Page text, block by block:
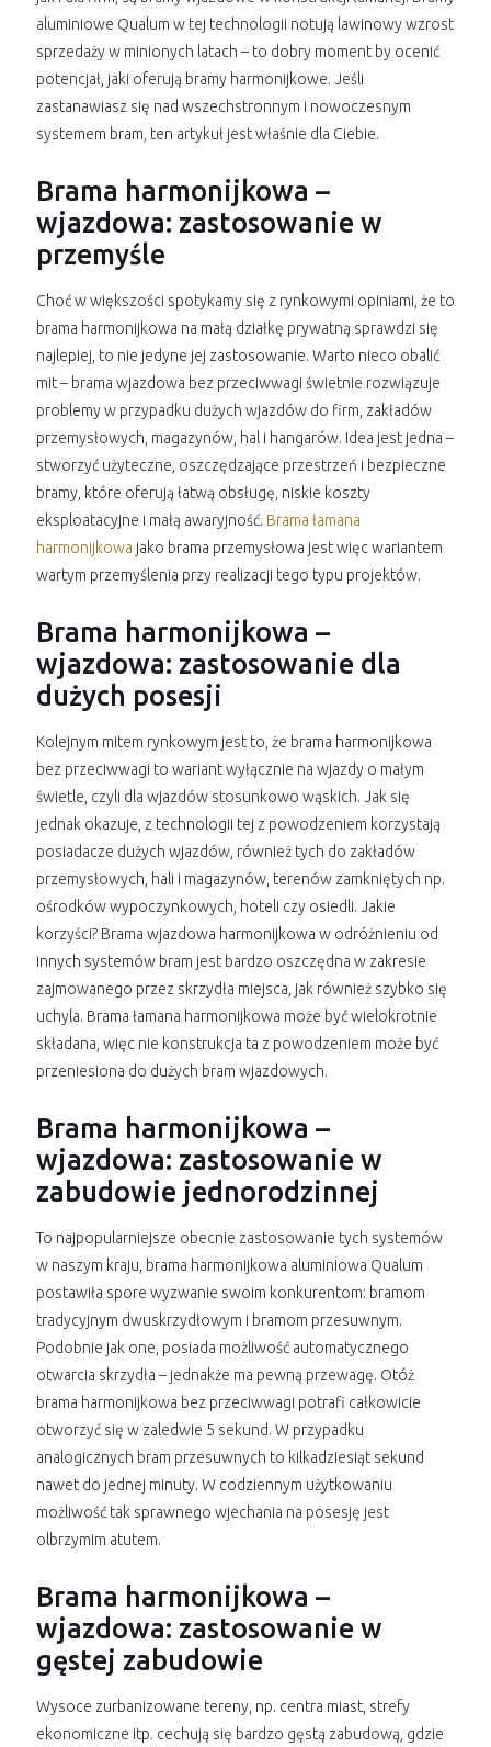
aluminiowe Qualum w tej technologii notują lawinowy wzrost
sprzedaży w minionych latach – to dobry moment by ocenić
potencjał, jaki oferują bramy harmonijkowe. Jeśli
zastanawiasz się nad wszechstronnym i nowoczesnym
systemem bram, ten artykuł jest właśnie dla Ciebie.
Brama harmonijkowa –
wjazdowa: zastosowanie w
przemyśle
Choć w większości spotykamy się z rynkowymi opiniami, że to
brama harmonijkowa na małą działkę prywatną sprawdzi się
najlepiej, to nie jedyne jej zastosowanie. Warto nieco obalić
mit – brama wjazdowa bez przeciwwagi świetnie rozwiązuje
problemy w przypadku dużych wjazdów do firm, zakładów
przemysłowych, magazynów, hal i hangarów. Idea jest jedna –
stworzyć użyteczne, oszczędzające przestrzeń i bezpieczne
bramy, które oferują łatwą obsługę, niskie koszty
eksploatacyjne i małą awaryjność. Brama łamana
harmonijkowa jako brama przemysłowa jest więc wariantem
wartym przemyślenia przy realizacji tego typu projektów.
Brama harmonijkowa –
wjazdowa: zastosowanie dla
dużych posesji
Kolejnym mitem rynkowym jest to, że brama harmonijkowa
bez przeciwwagi to wariant wyłącznie na wjazdy o małym
świetle, czyli dla wjazdów stosunkowo wąskich. Jak się
jednak okazuje, z technologii tej z powodzeniem korzystają
posiadacze dużych wjazdów, również tych do zakładów
przemysłowych, hali i magazynów, terenów zamkniętych np.
ośrodków wypoczynkowych, hoteli czy osiedli. Jakie
korzyści? Brama wjazdowa harmonijkowa w odróżnieniu od
innych systemów bram jest bardzo oszczędna w zakresie
zajmowanego przez skrzydła miejsca, jak również szybko się
uchyla. Brama łamana harmonijkowa może być wielokrotnie
składana, więc nie konstrukcja ta z powodzeniem może być
przeniesiona do dużych bram wjazdowych.
Brama harmonijkowa –
wjazdowa: zastosowanie w
zabudowie jednorodzinnej
To najpopularniejsze obecnie zastosowanie tych systemów
w naszym kraju, brama harmonijkowa aluminiowa Qualum
postawiła spore wyzwanie swoim konkurentom: bramom
tradycyjnym dwuskrzydłowym i bramom przesuwnym.
Podobnie jak one, posiada możliwość automatycznego
otwarcia skrzydła – jednakże ma pewną przewagę. Otóż
brama harmonijkowa bez przeciwwagi potrafi całkowicie
otworzyć się w zaledwie 5 sekund. W przypadku
analogicznych bram przesuwnych to kilkadziesiąt sekund
nawet do jednej minuty. W codziennym użytkowaniu
możliwość tak sprawnego wjechania na posesję jest
olbrzymim atutem.
Brama harmonijkowa –
wjazdowa: zastosowanie w
gęstej zabudowie
Wysoce zurbanizowane tereny, np. centra miast, strefy
ekonomiczne itp. cechują się bardzo gęstą zabudową, gdzie